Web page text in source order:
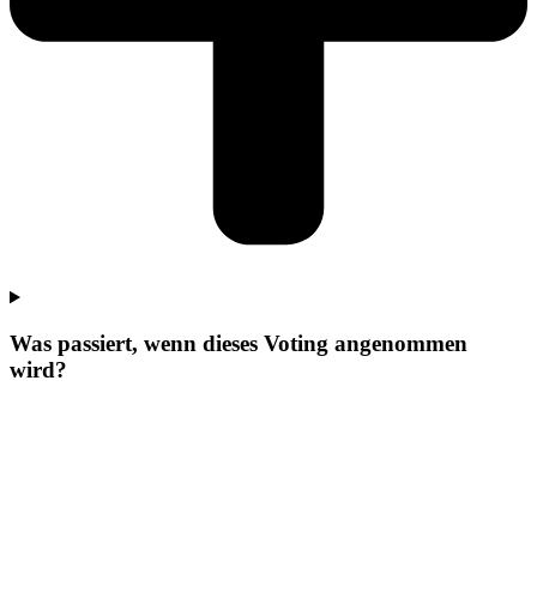
Was passiert, wenn dieses Voting angenommen
wird?